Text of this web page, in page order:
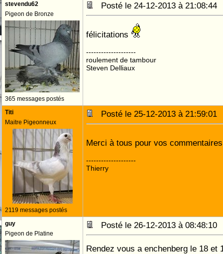
stevendu62
Pigeon de Bronze
365 messages postés
Posté le 24-12-2013 à
félicitations
--------------------
roulement de tambour
Steven Delliaux
Titi
Maitre Pigeonneux
2119 messages postés
Posté le 25-12-2013 à
Merci à tous pour vos
--------------------
Thierry
guy
Pigeon de Platine
Posté le 26-12-2013 à
Rendez vous a enchenberg le 18 et